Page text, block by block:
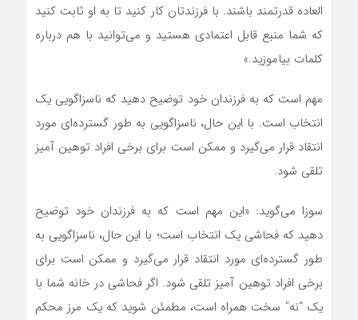
العاده قدرتمند باشند. با فرزندتان کار کنید تا به او ثابت کنید
که شما منبع قابل اعتمادی هستید و می‌توانید با هم درباره
کلمات بیاموزید.»
مهم است که به فرزندان خود توضیح دهید که ناسزاگویی یک
انتخاب است. با این حال، ناسزاگویی به طور گسترده‌ای مورد
انتقاد قرار می‌گیرد و ممکن است برای برخی افراد توهین آمیز
تلقی شود.
سوزا می‌گوید: «این مهم است که به فرزندان خود توضیح
دهید که فحاشی یک انتخاب است؛ با این حال، ناسزاگویی به
طور گسترده‌ای مورد انتقاد قرار می‌گیرد و ممکن است برای
برخی افراد توهین آمیز تلقی شود. اگر فحاشی در خانه شما با
یک “نه” سخت همراه است، مطمئن شوید که یک مرز محکم